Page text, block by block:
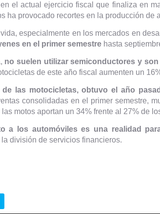
el actual ejercicio fiscal que finaliza en
ha provocado recortes en la producción de
especialmente en los mercados en
en el primer semestre hasta
no suelen utilizar semiconductores y
de este año fiscal aumenten un
las motocicletas, obtuvo el año
consolidadas en el primer semestre,
motos aportan un 34% frente al 27% de
a los automóviles es una realidad
división de servicios financieros.